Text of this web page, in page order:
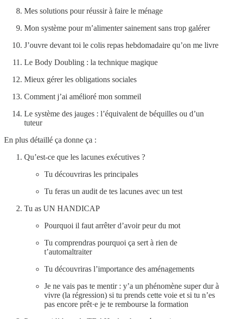
Mes solutions pour réussir à faire le ménage
Mon système pour m’alimenter sainement sans trop galérer
J’ouvre devant toi le colis repas hebdomadaire qu’on me livre
Le Body Doubling : la technique magique
Mieux gérer les obligations sociales
Comment j’ai amélioré mon sommeil
Le système des jauges : l’équivalent de béquilles ou d’un
tuteur
En plus détaillé ça donne ça :
Qu’est-ce que les lacunes exécutives ?
Tu découvriras les principales
Tu feras un audit de tes lacunes avec un test
Tu as UN HANDICAP
Pourquoi il faut arrêter d’avoir peur du mot
Tu comprendras pourquoi ça sert à rien de
t’automaltraiter
Tu découvriras l’importance des aménagements
Je ne vais pas te mentir : y’a un phénomène super dur à
vivre (la régression) si tu prends cette voie et si tu n’es
pas encore prêt·e je te rembourse la formation